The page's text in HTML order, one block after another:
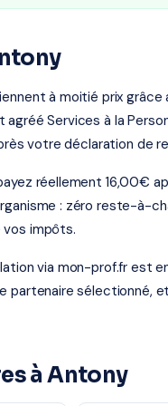
à moitié prix
agréé Services à la
votre déclaration de
réellement 16,00€
: zéro reste-à-
impôts.
via mon-prof.fr est
partenaire sélectionné,
à Antony